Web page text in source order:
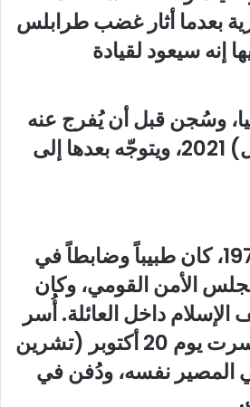
بعدما أثار غضب طرابلس
إنه سيعود لقيادة
وسُجن قبل أن يُفرج عنه
في سبتمبر (أيلول) 2021، ويتوجّه بعدها إلى
من مواليد عام 1975، كان طبيباً وضابطاً في
الأمن القومي، وكان
داخل العائلة. أُسر
حياً مع والده في سرت يوم 20 أكتوبر (تشرين
ولقي المصير نفسه، ودُفن في